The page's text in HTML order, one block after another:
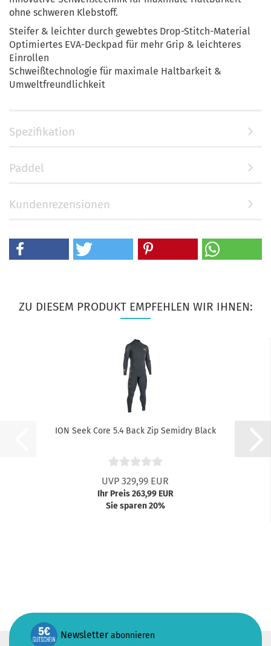
ohne schweren Klebstoff.
Steifer & leichter durch gewebtes Drop-Stitch-Material
Optimiertes EVA-Deckpad für mehr Grip & leichteres
Einrollen
Schweißtechnologie für maximale Haltbarkeit &
Umweltfreundlichkeit
Spezifikation
Paddel
Kundenrezensionen
ZU DIESEM PRODUKT EMPFEHLEN WIR IHNEN:
ION Seek Core 5.4 Back Zip Semidry Black
UVP 329,99 EUR
Ihr Preis 263,99 EUR
Sie sparen 20%
Newsletter abonnieren